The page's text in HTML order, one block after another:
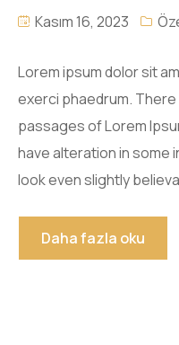
Kasım 16, 2023
Lorem ipsum dolor sit
exerci phaedrum.
passages of Lorem
have alteration in some
look even slightly
Daha fazla oku